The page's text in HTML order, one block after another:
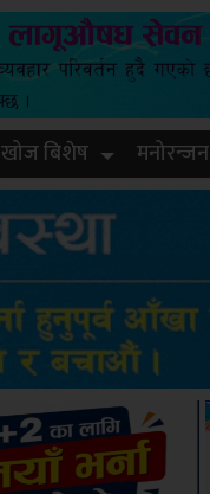
खोज बिशेष मनोरन्जन